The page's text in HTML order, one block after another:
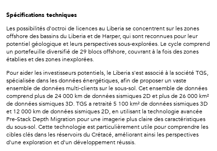
Spécifications techniques
Les possibilités d'octroi de licences au Liberia se concentrent sur les zones
offshore des bassins du Liberia et de Harper, qui sont reconnues pour leur
potentiel géologique et leurs perspectives sous-explorées. Le cycle comprend
un portefeuille diversifié de 29 blocs offshore, couvrant à la fois des zones
établies et des zones inexplorées.
Pour aider les investisseurs potentiels, le Liberia s'est associé à la société TGS,
spécialisée dans les données énergétiques, afin de proposer un vaste
ensemble de données multi-clients sur le sous-sol. Cet ensemble de données
comprend plus de 24 000 km de données sismiques 2D et plus de 26 000 km²
de données sismiques 3D. TGS a retraité 5 100 km² de données sismiques 3D
et 12 000 km de données sismiques 2D, en utilisant la technologie avancée
Pre-Stack Depth Migration pour une imagerie plus claire des caractéristiques
du sous-sol. Cette technologie est particulièrement utile pour comprendre les
cibles clés dans les réservoirs du Crétacé, améliorant ainsi les perspectives
d'une exploration et d'un développement réussis.